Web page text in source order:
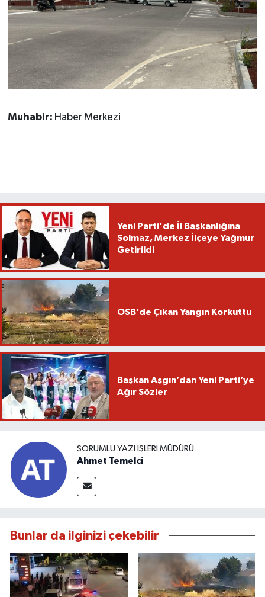
Muhabir: Haber Merkezi
Yeni Parti'de İl Başkanlığına
Solmaz, Merkez İlçeye Yağmur
Getirildi
OSB’de Çıkan Yangın Korkuttu
Başkan Aşgın’dan Yeni Parti’ye
Ağır Sözler
SORUMLU YAZI İŞLERI MÜDÜRÜ
Ahmet Temelci
Bunlar da ilginizi çekebilir